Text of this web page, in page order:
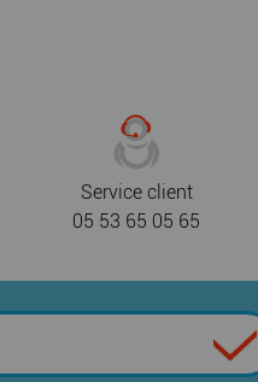
Service client
05 53 65 05 65